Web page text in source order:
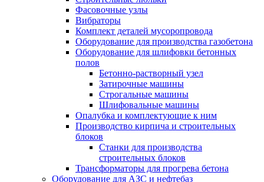
Фасовочные узлы
Вибраторы
Комплект деталей мусоропровода
Оборудование для производства газобетона
Оборудование для шлифовки бетонных
полов
Бетонно-растворный узел
Затирочные машины
Строгальные машины
Шлифовальные машины
Опалубка и комплектующие к ним
Производство кирпича и строительных
блоков
Cтанки для производства
строительных блоков
Трансформаторы для прогрева бетона
Оборудование для АЗС и нефтебаз